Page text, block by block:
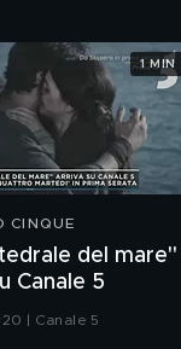
CINQUE
del mare"
Canale 5
| Canale 5
1 MIN